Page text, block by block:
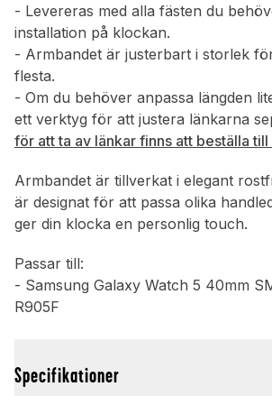
- Levereras med alla fästen du
installation på klockan.
- Armbandet är justerbart i storlek
flesta.
- Om du behöver anpassa längden
ett verktyg för att justera länkarna
för att ta av länkar finns att beställa till
Armbandet är tillverkat i elegant
är designat för att passa olika
ger din klocka en personlig touch.
Passar till:
- Samsung Galaxy Watch 5 40mm
R905F
Specifikationer